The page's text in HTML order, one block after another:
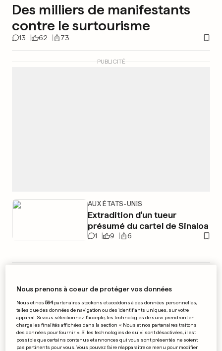
Des milliers de manifestants
contre le surtourisme
13 62 73
AUX ÉTATS-UNIS
Extradition d'un tueur
présumé du cartel de Sinaloa
1 9 6
Cannabis: La rappeuse
interpellée à l'aéroport
12 80 63
PUBLICITÉ
Nous prenons à coeur de protéger vos données
Nous et nos594partenaires stockons et accédons à des données personnelles,
telles que des données de navigation ou des identifiants uniques, sur votre
appareil. Si vous sélectionnez J'accepte, les technologies de suivi prendront en
charge les finalités affichées dans la section « Nous et nos partenaires traitons
des données pour fournir ». Si les technologies de suivi sont désactivées, il est
possible que certains contenus et annonces qui vous sont présentés ne soient
pas pertinents pour vous. Vous pouvez faire réapparaître ce menu pour modifier